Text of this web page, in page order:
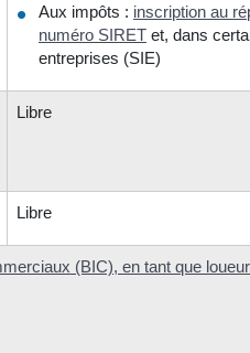
Aux impôts : inscription au
numéro SIRET et, dans
entreprises (SIE)
Libre
Libre
(BIC), en tant que